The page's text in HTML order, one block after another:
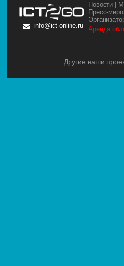
info@ict-online.ru
Новости |
Пресс-
Аренда
Другие наши